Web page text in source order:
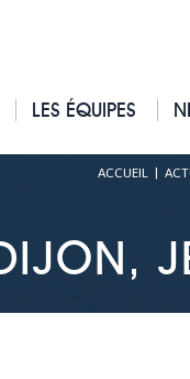
LES ÉQUIPES
ACCUEIL